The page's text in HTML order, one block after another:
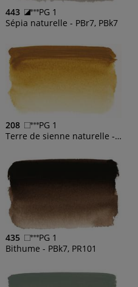
443
PG 1
Sépia naturelle - PBr7, PBk7
208
PG 1
Terre de sienne naturelle - PBr7
435
PG 1
Bithume - PBk7, PR101